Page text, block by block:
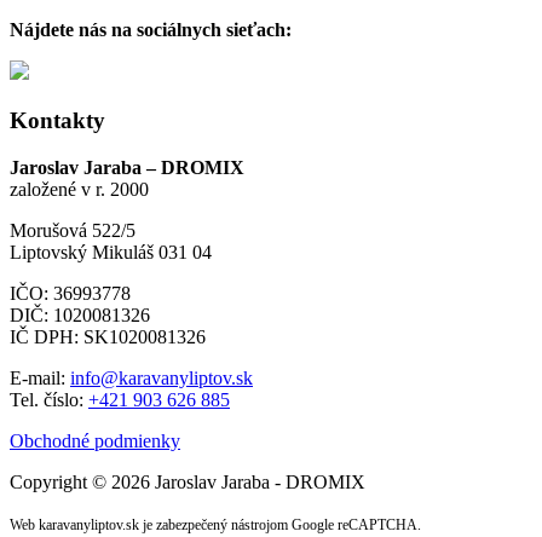
Nájdete nás na sociálnych sieťach:
Kontakty
Jaroslav Jaraba – DROMIX
založené v r. 2000
Morušová 522/5
Liptovský Mikuláš 031 04
IČO: 36993778
DIČ: 1020081326
IČ DPH: SK1020081326
E-mail: info@karavanyliptov.sk
Tel. číslo: +421 903 626 885
Obchodné podmienky
Copyright © 2026 Jaroslav Jaraba - DROMIX
Web karavanyliptov.sk je zabezpečený nástrojom Google reCAPTCHA.